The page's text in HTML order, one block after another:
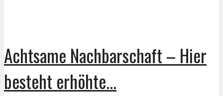
Achtsame Nachbarschaft – Hier
besteht erhöhte...